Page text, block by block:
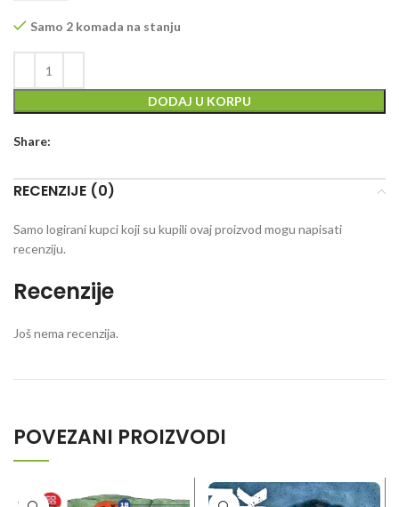
Samo 2 komada na stanju
DODAJ U KORPU
Share:
RECENZIJE (0)
Recenzije
Još nema recenzija.
Samo logirani kupci koji su kupili ovaj proizvod mogu napisati
recenziju.
POVEZANI PROIZVODI